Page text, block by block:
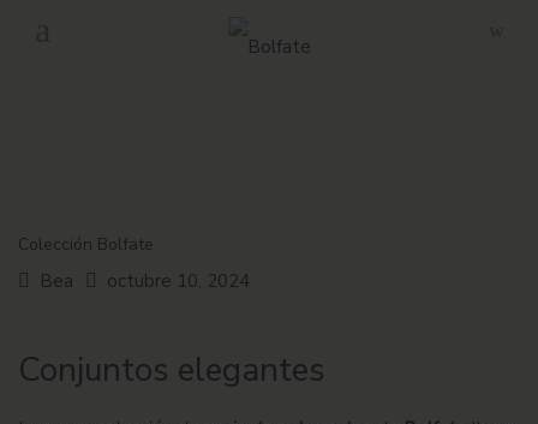
Envío gratuito en pedidos superiores a 160€ en Península.
Colección Bolfate
Bea octubre 10, 2024
Conjuntos elegantes